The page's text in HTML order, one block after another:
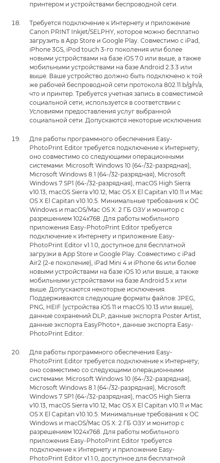
принтером и устройствами беспроводной сети.
Требуется подключение к Интернету и приложение
Canon PRINT Inkjet/SELPHY, которое можно бесплатно
загрузить в App Store и Google Play. Совместимо с iPad,
iPhone 3GS, iPod touch 3-го поколения или более
новыми устройствами на базе iOS 7.0 или выше, а также
мобильными устройствами на базе Android 2.3.3 или
выше. Ваше устройство должно быть подключено к той
же рабочей беспроводной сети протокола 802.11 b/g/n/a,
что и принтер. Требуется учетная запись в совместимой
социальной сети; используется в соответствии с
Условиями предоставления услуг выбранной
социальной сети. Допускаются некоторые исключения.
Для работы программного обеспечения Easy-
PhotoPrint Editor требуется подключение к Интернету;
оно совместимо со следующими операционными
системами: Microsoft Windows 10 (64-/32-разрядная),
Microsoft Windows 8.1 (64-/32-разрядная), Microsoft
Windows 7 SP1 (64-/32-разрядная), macOS High Sierra
v10.13, macOS Sierra v10.12, Mac OS X El Capitan v10.11 и Mac
OS X El Capitan v10.10.5. Минимальные требования к ОС
Windows и macOS/Mac OS X: 2 ГБ ОЗУ и монитор с
разрешением 1024x768. Для работы мобильного
приложения Easy-PhotoPrint Editor требуется
подключение к Интернету и приложение Easy-
PhotoPrint Editor v1.1.0, доступное для бесплатной
загрузки в App Store и Google Play. Совместимо с iPad
Air2 (2-е поколение), iPad Mini 4 и iPhone 6s или более
новыми устройствами на базе iOS 10 или выше, а также
мобильными устройствами на базе Android 5.x или
выше. Допускаются некоторые исключения.
Поддерживаются следующие форматы файлов: JPEG,
PNG, HEIF (устройства iOS 11 и macOS 10.13 или выше),
данные сохранений DLP, данные экспорта Poster Artist,
данные экспорта EasyPhoto+, данные экспорта Easy-
PhotoPrint Editor.
Для работы программного обеспечения Easy-
PhotoPrint Editor требуется подключение к Интернету;
оно совместимо со следующими операционными
системами: Microsoft Windows 10 (64-/32-разрядная),
Microsoft Windows 8.1 (64-/32-разрядная), Microsoft
Windows 7 SP1 (64-/32-разрядная), macOS High Sierra
v10.13, macOS Sierra v10.12, Mac OS X El Capitan v10.11 и Mac
OS X El Capitan v10.10.5. Минимальные требования к ОС
Windows и macOS/Mac OS X: 2 ГБ ОЗУ и монитор с
разрешением 1024x768. Для работы мобильного
приложения Easy-PhotoPrint Editor требуется
подключение к Интернету и приложение Easy-
PhotoPrint Editor v1.1.0, доступное для бесплатной